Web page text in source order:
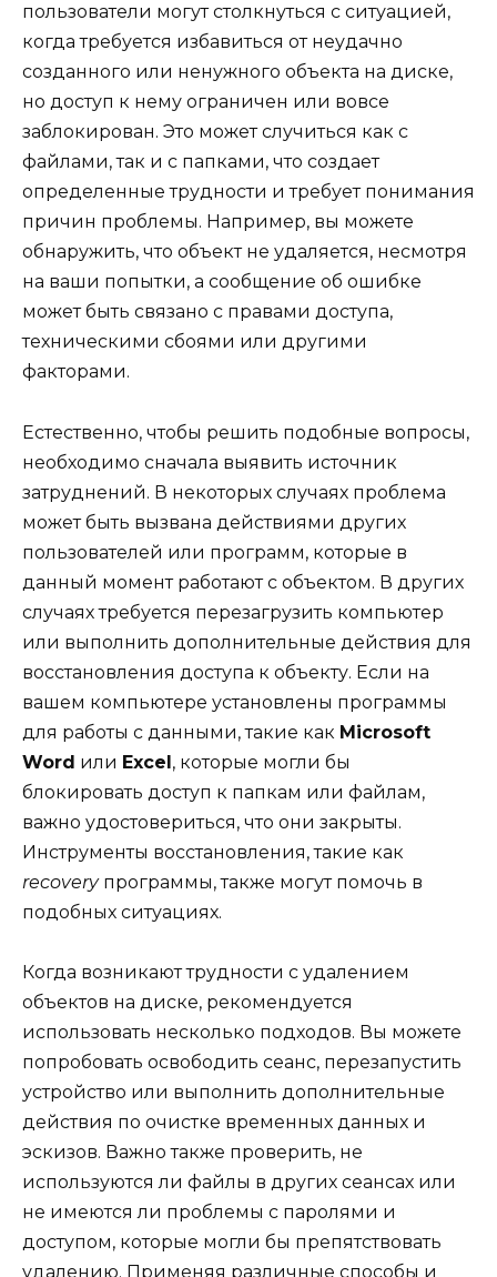
пользователи могут столкнуться с ситуацией,
когда требуется избавиться от неудачно
созданного или ненужного объекта на диске,
но доступ к нему ограничен или вовсе
заблокирован. Это может случиться как с
файлами, так и с папками, что создает
определенные трудности и требует понимания
причин проблемы. Например, вы можете
обнаружить, что объект не удаляется, несмотря
на ваши попытки, а сообщение об ошибке
может быть связано с правами доступа,
техническими сбоями или другими
факторами.
Естественно, чтобы решить подобные вопросы,
необходимо сначала выявить источник
затруднений. В некоторых случаях проблема
может быть вызвана действиями других
пользователей или программ, которые в
данный момент работают с объектом. В других
случаях требуется перезагрузить компьютер
или выполнить дополнительные действия для
восстановления доступа к объекту. Если на
вашем компьютере установлены программы
для работы с данными, такие как Microsoft
Word или Excel, которые могли бы
блокировать доступ к папкам или файлам,
важно удостовериться, что они закрыты.
Инструменты восстановления, такие как
recoveryпрограммы, также могут помочь в
подобных ситуациях.
Когда возникают трудности с удалением
объектов на диске, рекомендуется
использовать несколько подходов. Вы можете
попробовать освободить сеанс, перезапустить
устройство или выполнить дополнительные
действия по очистке временных данных и
эскизов. Важно также проверить, не
используются ли файлы в других сеансах или
не имеются ли проблемы с паролями и
доступом, которые могли бы препятствовать
удалению. Применяя различные способы и